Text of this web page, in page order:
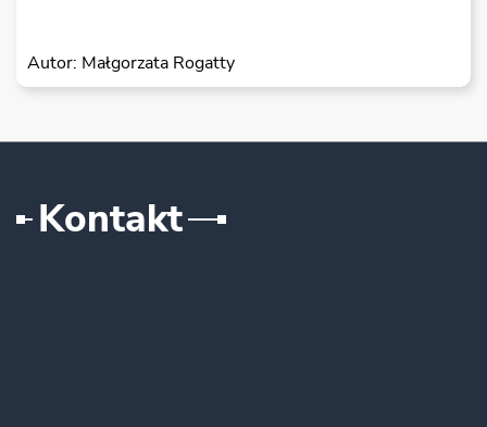
Autor: Małgorzata Rogatty
Kontakt